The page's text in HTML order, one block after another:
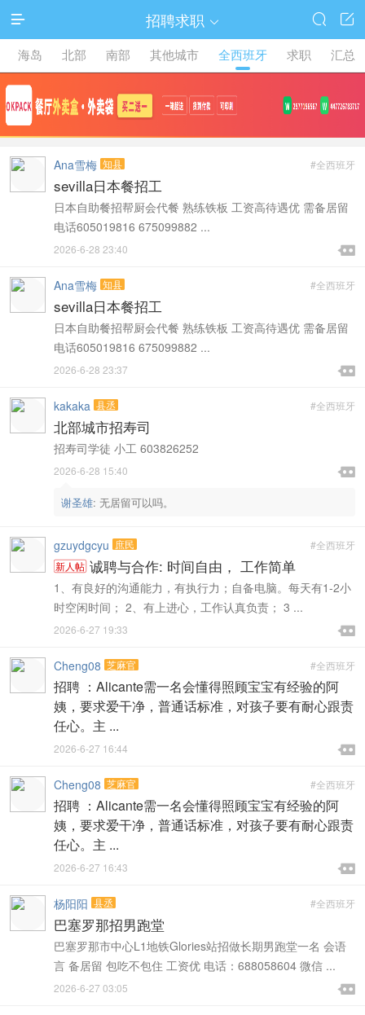
 招聘求职  

海岛 北部 南部 其他城市 全西班牙 求职 汇总
#全西班牙
Ana雪梅 知县
sevilla日本餐招工
日本自助餐招帮厨会代餐 熟练铁板 工资高待遇优 需备居留
电话605019816 675099882 ...

2026-6-28 23:40 
#全西班牙
Ana雪梅 知县
sevilla日本餐招工
日本自助餐招帮厨会代餐 熟练铁板 工资高待遇优 需备居留
电话605019816 675099882 ...

2026-6-28 23:37 
#全西班牙
kakaka 县丞
北部城市招寿司
招寿司学徒 小工 603826252

2026-6-28 15:40 
谢圣雄: 无居留可以吗。
#全西班牙
gzuydgcyu 庶民
新人帖 诚聘与合作: 时间自由， 工作简单
1、有良好的沟通能力，有执行力；自备电脑。每天有1-2小
时空闲时间； 2、有上进心，工作认真负责； 3 ...

2026-6-27 19:33 
#全西班牙
Cheng08 芝麻官
招聘 ：Alicante需一名会懂得照顾宝宝有经验的阿
姨，要求爱干净，普通话标准，对孩子要有耐心跟责
任心。主 ...

2026-6-27 16:44 
#全西班牙
Cheng08 芝麻官
招聘 ：Alicante需一名会懂得照顾宝宝有经验的阿
姨，要求爱干净，普通话标准，对孩子要有耐心跟责
任心。主 ...

2026-6-27 16:43 
#全西班牙
杨阳阳 县丞
巴塞罗那招男跑堂
巴塞罗那市中心L1地铁Glories站招做长期男跑堂一名 会语
言 备居留 包吃不包住 工资优 电话：688058604 微信 ...

2026-6-27 03:05 